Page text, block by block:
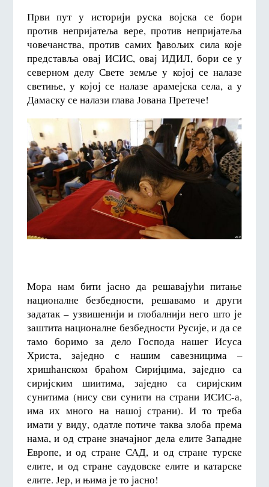
Први пут у историји руска војска се бори
против непријатеља вере, против непријатеља
човечанства, против самих ђавољих сила које
представља овај ИСИС, овај ИДИЛ, бори се у
северном делу Свете земље у којој се налазе
светиње, у којој се налазе арамејска села, а у
Дамаску се налази глава Јована Претече!
Мора нам бити јасно да решавајући питање
националне безбедности, решавамо и други
задатак – узвишенији и глобалнији него што је
заштита националне безбедности Русије, и да се
тамо боримо за дело Господа нашег Исуса
Христа, заједно с нашим савезницима –
хришћанском браћом Сиријцима, заједно са
сиријским шиитима, заједно са сиријским
сунитима (нису сви сунити на страни ИСИС-а,
има их много на нашој страни). И то треба
имати у виду, одатле потиче таква злоба према
нама, и од стране значајног дела елите Западне
Европе, и од стране САД, и од стране турске
елите, и од стране саудовске елите и катарске
елите. Јер, и њима је то јасно!